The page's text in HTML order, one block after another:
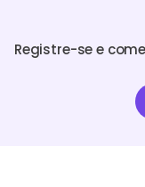
Registre-se e